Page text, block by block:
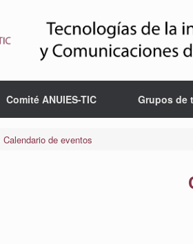
Comité ANUIES-TIC Grupos de
Calendario de eventos